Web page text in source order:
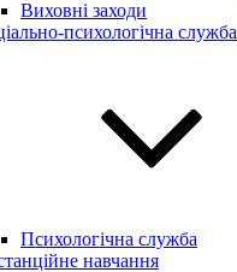
Виховні заходи
психологічна служба
Психологічна служба
навчання